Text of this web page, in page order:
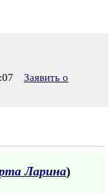
Заявить о
Ларина)